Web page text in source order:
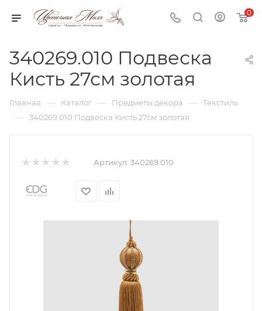
0
340269.010 Подвеска
Кисть 27см золотая
Главная — Каталог — Предметы декора — Текстиль
— 340269.010 Подвеска Кисть 27см золотая
Артикул: 340269.010